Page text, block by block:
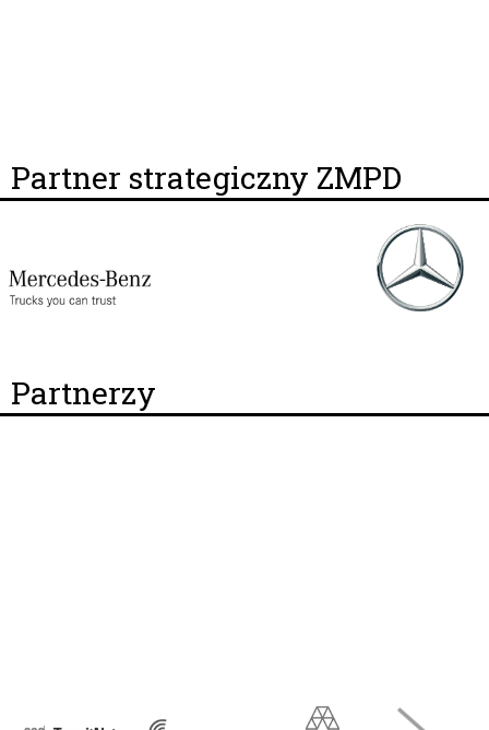
Partner strategiczny ZMPD
Partnerzy